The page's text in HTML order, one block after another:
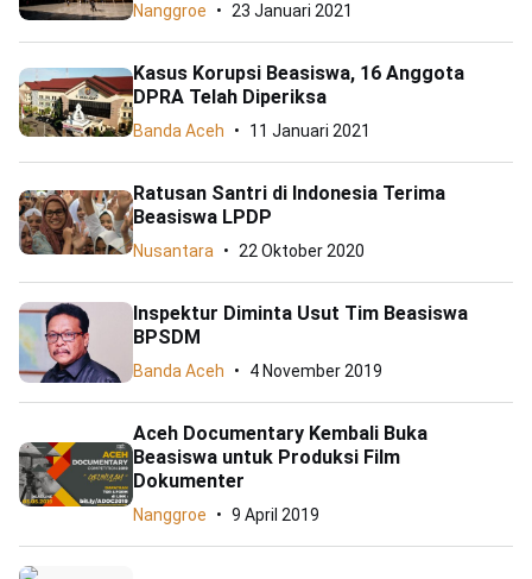
Nanggroe 23 Januari 2021
Kasus Korupsi Beasiswa, 16 Anggota
DPRA Telah Diperiksa
Banda Aceh 11 Januari 2021
Ratusan Santri di Indonesia Terima
Beasiswa LPDP
Nusantara 22 Oktober 2020
Inspektur Diminta Usut Tim Beasiswa
BPSDM
Banda Aceh 4 November 2019
Aceh Documentary Kembali Buka
Beasiswa untuk Produksi Film
Dokumenter
Nanggroe 9 April 2019